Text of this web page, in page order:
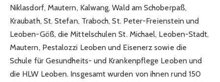
Niklasdorf, Mautern, Kalwang, Wald am Schoberpaß,
Kraubath, St. Stefan, Traboch, St. Peter-Freienstein und
Leoben-Göß, die Mittelschulen St. Michael, Leoben-Stadt,
Mautern, Pestalozzi Leoben und Eisenerz sowie die
Schule für Gesundheits- und Krankenpflege Leoben und
die HLW Leoben. Insgesamt wurden von ihnen rund 150